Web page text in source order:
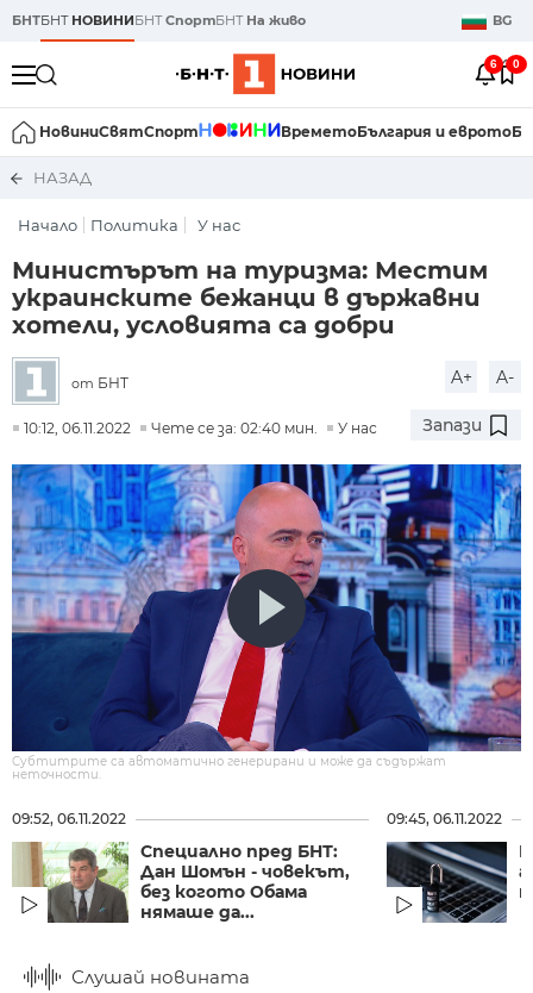
БНТБНТ НОВИНИБНТСпортБНТ На живо BG
6 0
НовиниСвятСпорт ВреметоБългария и еврото
НАЗАД
Начало Политика У нас
Министърът на туризма: Местим
украинските бежанци в държавни
хотели, условията са добри
от БНТ A+ A-
10:12, 06.11.2022 Чете се за: 02:40 мин. У нас Запази
Субтитрите са автоматично генерирани и може да съдържат
неточности.
09:52, 06.11.2022
Специално пред БНТ:
Дан Шомън - човекът,
без когото Обама
нямаше да...
09:45, 06.11.2022
Слушай новината